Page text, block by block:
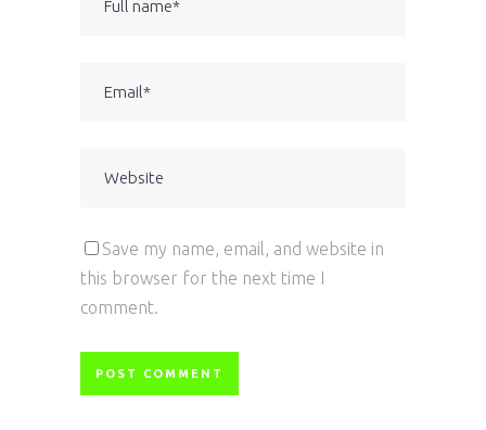
Save my name, email, and website in
this browser for the next time I
comment.